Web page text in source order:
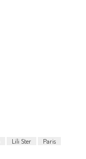
Lili Ster
Paris